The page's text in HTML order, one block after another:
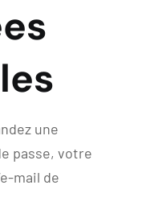
une
passe, votre
mail de